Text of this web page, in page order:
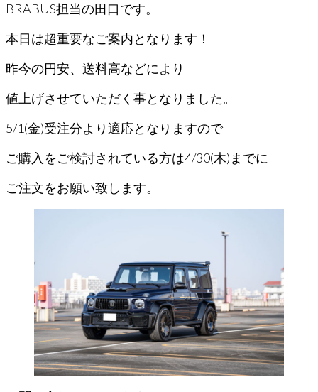
BRABUS担当の田口です。
本日は超重要なご案内となります！
昨今の円安、送料高などにより
値上げさせていただく事となりました。
5/1(金)受注分より適応となりますので
ご購入をご検討されている方は4/30(木)までに
ご注文をお願い致します。